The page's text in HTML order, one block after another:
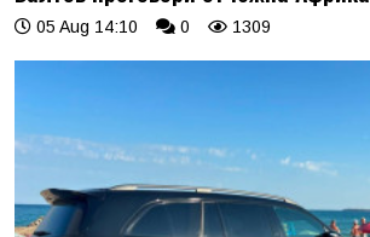
05 Aug 14:10 0 1309